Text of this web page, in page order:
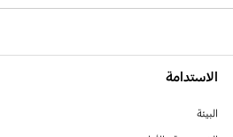
الاستدامة
البيئة